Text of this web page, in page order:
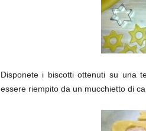
Disponete i biscotti ottenuti su una
essere riempito da un mucchietto di